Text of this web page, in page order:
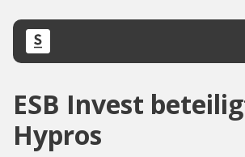
ESB Invest
Hypros